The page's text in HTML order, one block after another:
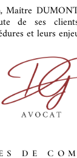
Maître
de ses
et leurs
DE